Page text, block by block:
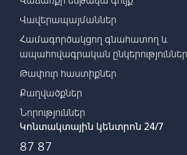
Վավերապայմաններ
Համագործակցող գնահատող և
ապահովագրական ընկերություններ
Թափուր հաստիքներ
Քաղվածքներ
Նորություններ
Կոնտակտային կենտրոն 24/7
87 87